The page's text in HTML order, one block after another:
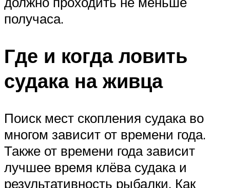
получаса.
Где и когда ловить
судака на живца
Поиск мест скопления судака во
многом зависит от времени года.
Также от времени года зависит
лучшее время клёва судака и
результативность рыбалки. Как